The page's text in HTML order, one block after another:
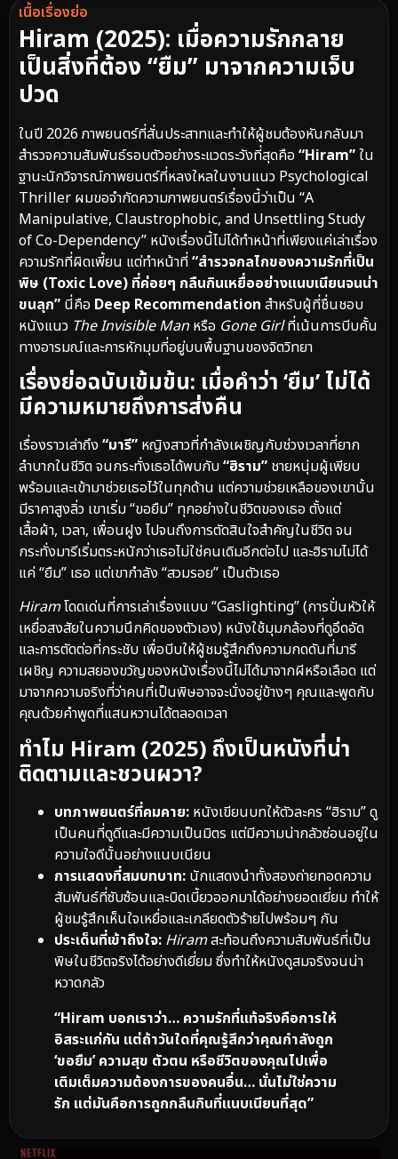
เนื้อเรื่องย่อ
Hiram (2025): เมื่อความรักกลาย
เป็นสิ่งที่ต้อง “ยืม” มาจากความเจ็บ
ปวด
ในปี 2026 ภาพยนตร์ที่สั่นประสาทและทำให้ผู้ชมต้องหันกลับมา
สำรวจความสัมพันธ์รอบตัวอย่างระแวดระวังที่สุดคือ “Hiram”ใน
ฐานะนักวิจารณ์ภาพยนตร์ที่หลงใหลในงานแนว Psychological
Thriller ผมขอจำกัดความภาพยนตร์เรื่องนี้ว่าเป็น “A
Manipulative, Claustrophobic, and Unsettling Study
of Co-Dependency” หนังเรื่องนี้ไม่ได้ทำหน้าที่เพียงแค่เล่าเรื่อง
ความรักที่ผิดเพี้ยน แต่ทำหน้าที่“สำรวจกลไกของความรักที่เป็น
พิษ (Toxic Love) ที่ค่อยๆ กลืนกินเหยื่ออย่างแนบเนียนจนน่า
ขนลุก” นี่คือ Deep Recommendation สำหรับผู้ที่ชื่นชอบ
หนังแนว The Invisible Manหรือ Gone Girlที่เน้นการบีบคั้น
ทางอารมณ์และการหักมุมที่อยู่บนพื้นฐานของจิตวิทยา
เรื่องย่อฉบับเข้มข้น: เมื่อคำว่า ‘ยืม’ ไม่ได้
มีความหมายถึงการส่งคืน
เรื่องราวเล่าถึง “มารี” หญิงสาวที่กำลังเผชิญกับช่วงเวลาที่ยาก
ลำบากในชีวิต จนกระทั่งเธอได้พบกับ“ฮิราม” ชายหนุ่มผู้เพียบ
พร้อมและเข้ามาช่วยเธอไว้ในทุกด้าน แต่ความช่วยเหลือของเขานั้น
มีราคาสูงลิ่ว เขาเริ่ม “ขอยืม” ทุกอย่างในชีวิตของเธอ ตั้งแต่
เสื้อผ้า, เวลา, เพื่อนฝูง ไปจนถึงการตัดสินใจสำคัญในชีวิต จน
กระทั่งมารีเริ่มตระหนักว่าเธอไม่ใช่คนเดิมอีกต่อไป และฮิรามไม่ได้
แค่ “ยืม” เธอ แต่เขากำลัง “สวมรอย” เป็นตัวเธอ
Hiramโดดเด่นที่การเล่าเรื่องแบบ “Gaslighting” (การปั่นหัวให้
เหยื่อสงสัยในความนึกคิดของตัวเอง) หนังใช้มุมกล้องที่ดูอึดอัด
และการตัดต่อที่กระชับ เพื่อบีบให้ผู้ชมรู้สึกถึงความกดดันที่มารี
เผชิญ ความสยองขวัญของหนังเรื่องนี้ไม่ได้มาจากผีหรือเลือด แต่
มาจากความจริงที่ว่าคนที่เป็นพิษอาจจะนั่งอยู่ข้างๆ คุณและพูดกับ
คุณด้วยคำพูดที่แสนหวานได้ตลอดเวลา
ทำไม Hiram (2025) ถึงเป็นหนังที่น่า
ติดตามและชวนผวา?
บทภาพยนตร์ที่คมคาย: หนังเขียนบทให้ตัวละคร “ฮิราม” ดู
เป็นคนที่ดูดีและมีความเป็นมิตร แต่มีความน่ากลัวซ่อนอยู่ใน
ความใจดีนั้นอย่างแนบเนียน
การแสดงที่สมบทบาท: นักแสดงนำทั้งสองถ่ายทอดความ
สัมพันธ์ที่ซับซ้อนและบิดเบี้ยวออกมาได้อย่างยอดเยี่ยม ทำให้
ผู้ชมรู้สึกเห็นใจเหยื่อและเกลียดตัวร้ายไปพร้อมๆ กัน
ประเด็นที่เข้าถึงใจ: Hiramสะท้อนถึงความสัมพันธ์ที่เป็น
พิษในชีวิตจริงได้อย่างดีเยี่ยม ซึ่งทำให้หนังดูสมจริงจนน่า
หวาดกลัว
“Hiram บอกเราว่า… ความรักที่แท้จริงคือการให้
อิสระแก่กัน แต่ถ้าวันใดที่คุณรู้สึกว่าคุณกำลังถูก
‘ขอยืม’ ความสุข ตัวตน หรือชีวิตของคุณไปเพื่อ
เติมเต็มความต้องการของคนอื่น… นั่นไม่ใช่ความ
รัก แต่มันคือการถูกกลืนกินที่แนบเนียนที่สุด”